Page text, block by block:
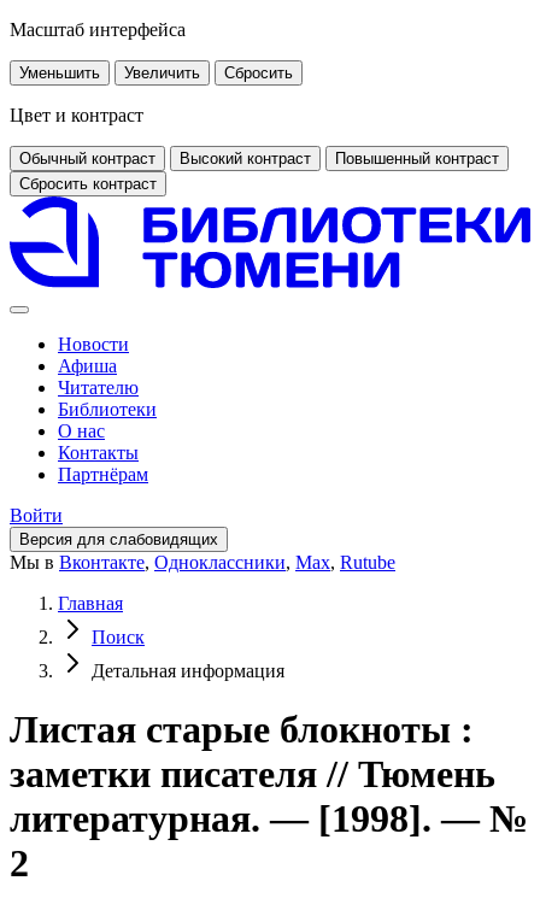
Масштаб интерфейса
Уменьшить Увеличить Сбросить
Цвет и контраст
Обычный контраст Высокий контраст
Повышенный контраст
Сбросить контраст
Новости
Афиша
Читателю
Библиотеки
О нас
Контакты
Партнёрам
Войти
Версия для слабовидящих
Мы в Вконтакте, Одноклассники, Max, Rutube
Главная
Поиск
Детальная информация
Листая старые блокноты :
заметки писателя // Тюмень
литературная. — [1998]. — №
2